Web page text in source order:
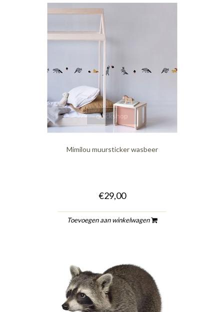
quickshop
Mimilou muursticker wasbeer
€29,00
Toevoegen aan winkelwagen